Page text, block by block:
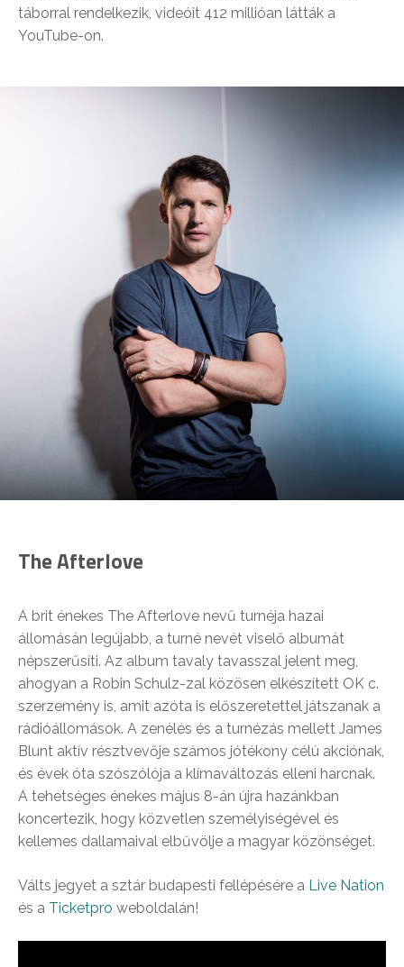
táborral rendelkezik, videóit 412 millióan látták a
YouTube-on.
The Afterlove
A brit énekes The Afterlove nevű turnéja hazai
állomásán legújabb, a turné nevét viselő albumát
népszerűsíti. Az album tavaly tavasszal jelent meg,
ahogyan a Robin Schulz-zal közösen elkészített OK c.
szerzemény is, amit azóta is előszeretettel játszanak a
rádióállomások. A zenélés és a turnézás mellett James
Blunt aktív résztvevője számos jótékony célú akciónak,
és évek óta szószólója a klímaváltozás elleni harcnak.
A tehetséges énekes május 8-án újra hazánkban
koncertezik, hogy közvetlen személyiségével és
kellemes dallamaival elbűvölje a magyar közönséget.
Válts jegyet a sztár budapesti fellépésére a Live Nation
és a Ticketpro weboldalán!